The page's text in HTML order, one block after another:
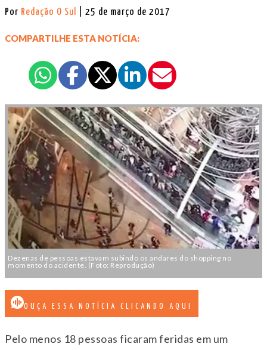
Por Redação O Sul | 25 de março de 2017
COMPARTILHE ESTA NOTÍCIA:
Dezenas de pessoas estavam subindo os andares do shopping no
momento do acidente. (Foto: Reprodução)
OUÇA ESSA NOTÍCIA CLICANDO AQUI
Pelo menos 18 pessoas ficaram feridas em um